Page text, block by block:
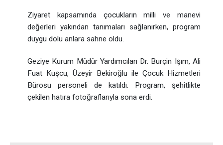
Ziyaret kapsamında çocukların milli ve manevi
değerleri yakından tanımaları sağlanırken, program
duygu dolu anlara sahne oldu.
Geziye Kurum Müdür Yardımcıları Dr. Burçin Işım, Ali
Fuat Kuşcu, Üzeyir Bekiroğlu ile Çocuk Hizmetleri
Bürosu personeli de katıldı. Program, şehitlikte
çekilen hatıra fotoğraflarıyla sona erdi.